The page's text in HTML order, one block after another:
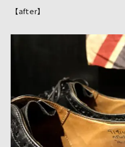
【after】